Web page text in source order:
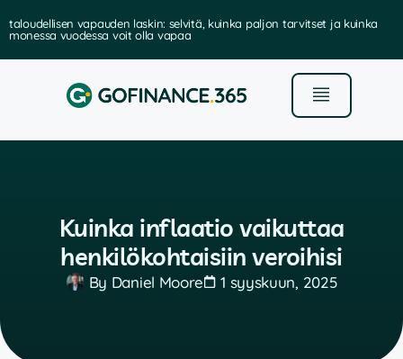
taloudellisen vapauden laskin: selvitä, kuinka paljon tarvitset ja kuinka
monessa vuodessa voit olla vapaa
Kuinka inflaatio vaikuttaa
henkilökohtaisiin veroihisi
By Daniel Moore 1 syyskuun, 2025